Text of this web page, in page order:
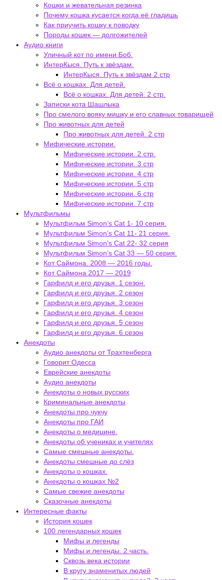
Кошки и жевательная резинка
Почему кошка кусается когда её гладишь
Как приучить кошку к поводку
Породы кошек — долгожителей
Аудио книги
Уличный кот по имени Боб.
ИнтерКыся. Путь к звёздам.
ИнтерКыся. Путь к звёздам 2 стр
Всё о кошках. Для детей.
Всё о кошках. Для детей. 2 стр.
Записки кота Шашлыка
Про смелого вояку мишку и его славных товарищей
Про животных для детей
Про животных для детей. 2 стр
Мифические истории.
Мифические истории. 2 стр.
Мифические истории. 3 стр
Мифические истории. 4 стр
Мифические истории. 5 стр
Мифические истории. 6 стр
Мифические истории. 7 стр
Мультфильмы
Мультфильм Simon’s Cat 1- 10 серия.
Мультфильм Simon’s Cat 11- 21 серия.
Мультфильм Simon’s Cat 22- 32 серия
Мультфильм Simon’s Cat 33 — 50 серия.
Кот Саймона. 2008 — 2016 годы.
Кот Саймона 2017 — 2019
Гарфилд и его друзья. 1 сезон.
Гарфилд и его друзья. 2 сезон
Гарфилд и его друзья. 3 сезон
Гарфилд и его друзья. 4 сезон
Гарфилд и его друзья. 5 сезон
Гарфилд и его друзья. 6 сезон
Анекдоты
Аудио анекдоты от Трахтенберга
Говорит Одесса
Еврейские анекдоты
Аудио анекдоты
Анекдоты о новых русских
Криминальные анекдоты
Анекдоты про чукчу
Анекдоты про ГАИ
Анекдоты о медицине.
Анекдоты об учениках и учителях
Самые смешные анекдоты.
Анекдоты смешные до слёз
Анекдоты о кошках.
Анекдоты о кошках №2
Самые свежие анекдоты
Сказочные анекдоты
Интересные факты
История кошек
100 легендарных кошек
Мифы и легенды
Мифы и легенды. 2 часть.
Сквозь века истории
В кругу знаменитых людей